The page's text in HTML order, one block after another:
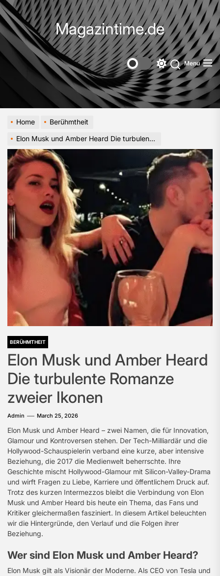
Skip
to
the
content
Magazintime.de
Switch
color
mode
Menu
Home
Berühmtheit
Elon Musk und Amber Heard Die turbulente Romanze zweier Ikonen
BERÜHMTHEIT
Elon Musk und Amber Heard
Die turbulente Romanze
zweier Ikonen
Admin March 25, 2026
Elon Musk und Amber Heard – zwei Namen, die für Innovation,
Glamour und Kontroversen stehen. Der Tech-Milliardär und die
Hollywood-Schauspielerin verband eine kurze, aber intensive
Beziehung, die 2017 die Medienwelt beherrschte. Ihre
Geschichte mischt Hollywood-Glamour mit Silicon-Valley-Drama
und wirft Fragen zu Liebe, Karriere und öffentlichem Druck auf.
Trotz des kurzen Intermezzos bleibt die Verbindung von Elon
Musk und Amber Heard bis heute ein Thema, das Fans und
Kritiker gleichermaßen fasziniert. In diesem Artikel beleuchten
wir die Hintergründe, den Verlauf und die Folgen ihrer
Beziehung.
Wer sind Elon Musk und Amber Heard?
Elon Musk gilt als Visionär der Moderne. Als CEO von Tesla und